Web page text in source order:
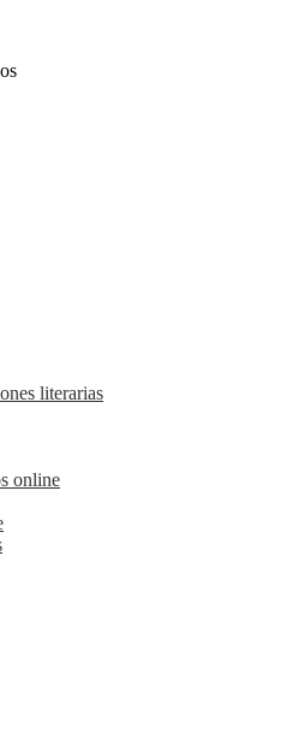
literarias
online